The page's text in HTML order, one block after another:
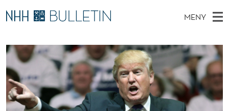
N
H
H
M
D
MENY
O
E
D
M
Ø
K
N
E
T
S
T
Stipendiater og nye forskerprofiler
Disputaser
Ekspertutvalg